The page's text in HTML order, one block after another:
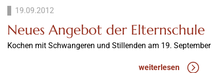
19.09.2012
Neues Angebot der Elternschule
Kochen mit Schwangeren und Stillenden am 19. September
weiterlesen